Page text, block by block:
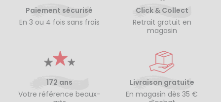
Paiement sécurisé
En 3 ou 4 fois sans frais
Click & Collect
Retrait gratuit en
magasin
172 ans
Votre référence beaux-
Livraison gratuite
En magasin dès 35 €